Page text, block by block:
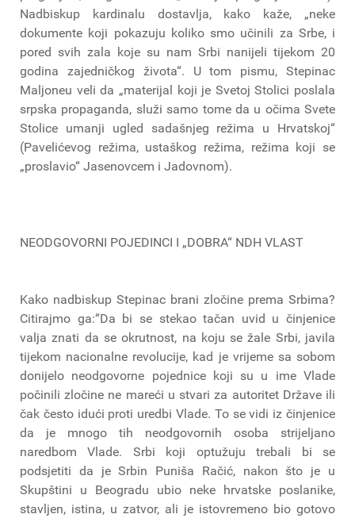
Nadbiskup kardinalu dostavlja, kako kaže, „neke
dokumente koji pokazuju koliko smo učinili za Srbe, i
pored svih zala koje su nam Srbi nanijeli tijekom 20
godina zajedničkog života“. U tom pismu, Stepinac
Maljoneu veli da „materijal koji je Svetoj Stolici poslala
srpska propaganda, služi samo tome da u očima Svete
Stolice umanji ugled sadašnjeg režima u Hrvatskoj“
(Pavelićevog režima, ustaškog režima, režima koji se
„proslavio“ Jasenovcem i Jadovnom).
NEODGOVORNI POJEDINCI I „DOBRA“ NDH VLAST
Kako nadbiskup Stepinac brani zločine prema Srbima?
Citirajmo ga:“Da bi se stekao tačan uvid u činjenice
valja znati da se okrutnost, na koju se žale Srbi, javila
tijekom nacionalne revolucije, kad je vrijeme sa sobom
donijelo neodgovorne pojednice koji su u ime Vlade
počinili zločine ne mareći u stvari za autoritet Države ili
čak često idući proti uredbi Vlade. To se vidi iz činjenice
da je mnogo tih neodgovornih osoba strijeljano
naredbom Vlade. Srbi koji optužuju trebali bi se
podsjetiti da je Srbin Puniša Račić, nakon što je u
Skupštini u Beogradu ubio neke hrvatske poslanike,
stavljen, istina, u zatvor, ali je istovremeno bio gotovo